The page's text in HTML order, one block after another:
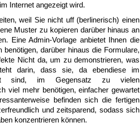
Internet angezeigt wird.
weil Sie nicht uff (berlinerisch) einen
Muster zu kopieren darüber hinaus an
Eine Admin-Vorlage anbietet Ihnen die
darüber hinaus die Formulare,
Nicht da, um zu demonstrieren, was
darin, dass sie, da ebendiese im
sind, im Gegensatz zu vielen
viel mehr benötigen, einfacher gewartet
befinden sich die fertigen
und zeitsparend, sodass sich
konzentrieren können.